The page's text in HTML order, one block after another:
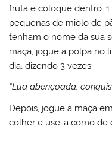
fruta e coloque dentro: 1
pequenas de miolo de
tenham o nome da sua
maçã, jogue a polpa no
dia, dizendo 3 vezes:
“Lua abençoada,
Depois, jogue a maçã
colher e use-a como de
.